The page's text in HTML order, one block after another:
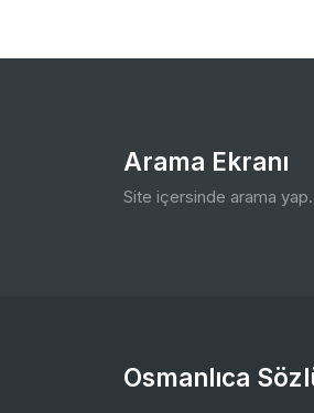
Arama Ekranı
Site içersinde arama yap.
Osmanlıca